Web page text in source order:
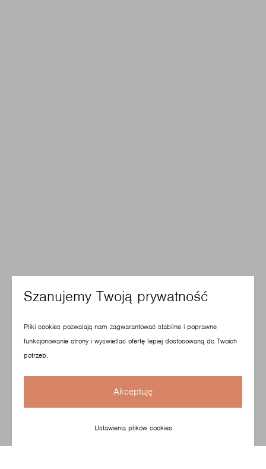
Szanujemy Twoją prywatność
Pliki cookies pozwalają nam zagwarantować stabilne i poprawne
funkcjonowanie strony i wyświetlać ofertę lepiej dostosowaną do Twoich
potrzeb.
Akceptuję
Ustawienia plików cookies